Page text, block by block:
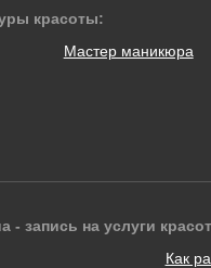
красоты:
Мастер маникюра
- запись на услуги
Как